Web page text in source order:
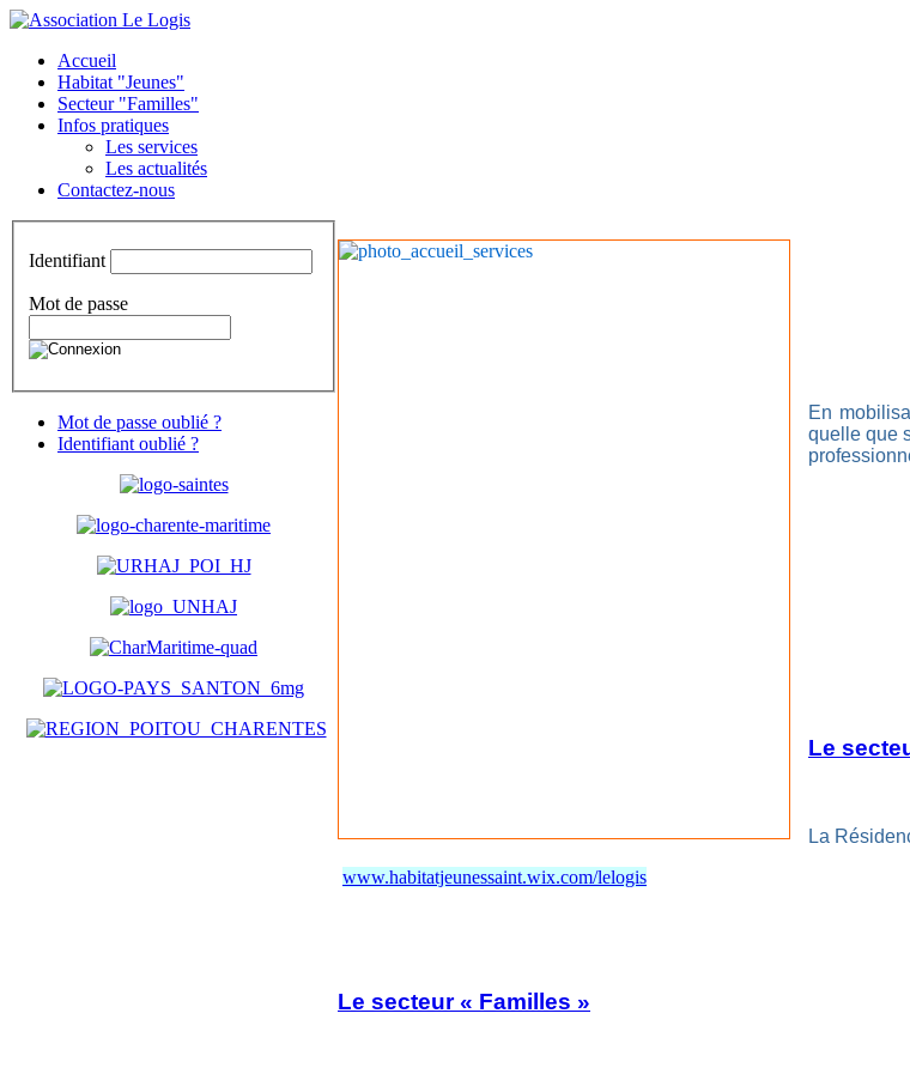
Accueil
Habitat "Jeunes"
Secteur "Familles"
Infos pratiques
Les services
Les actualités
Contactez-nous
Identifiant
Mot de passe
Mot de passe oublié ?
Identifiant oublié ?
En
quelle que
Le
La
www.habitatjeunessaint.wix.com/lelogis
Le secteur « Familles »